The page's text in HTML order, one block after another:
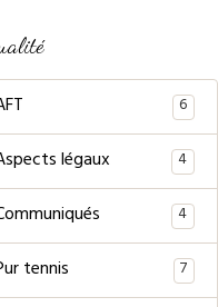
6
légaux 4
4
tennis 7